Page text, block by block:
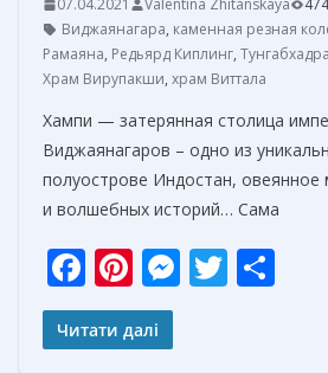
07.04.2021 Valentina Zhitanskaya
Виджаянагара, каменная резная
Рамаяна, Редьярд Киплинг, Тунгабхадра
Храм Вирупакши, храм Виттала
Хампи — затерянная столица
Виджаянагаров – одно из
полуострове Индостан,
и волшебных историй… Сама
F
ac
e
Pi
nt
er
M T
Читати далі